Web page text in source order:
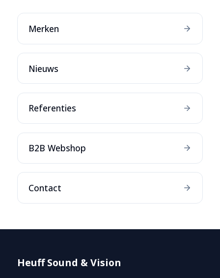
Merken
Nieuws
Referenties
B2B Webshop
Contact
Heuff Sound & Vision